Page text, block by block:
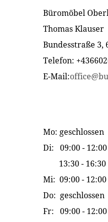
Büromöbel
Thomas Klauser
Bundesstraße 3,
Telefon:
E-Mail:
Mo: geschlossen
Di: 09:00 -
13:30 - 16:30
Mi: 09:00 -
Do: geschlossen
Fr: 09:00 -